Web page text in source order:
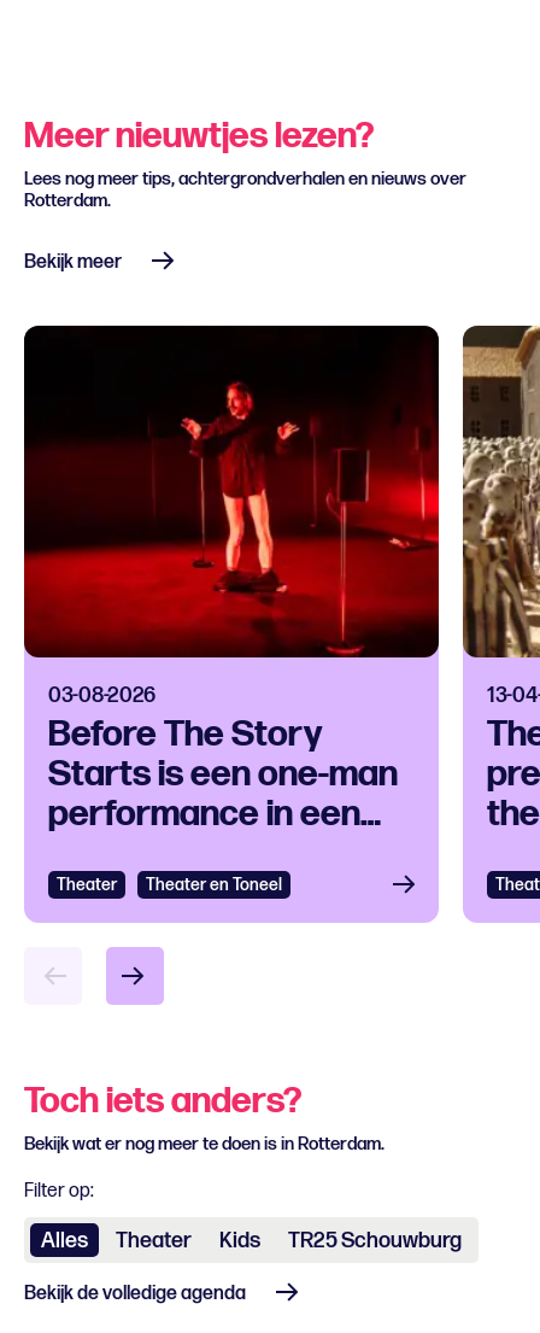
Meer nieuwtjes lezen?
Lees nog meer tips, achtergrondverhalen en nieuws over
Rotterdam.
Bekijk meer
03-08-2026
Before The Story
Starts is een one-man
performance in een
Theater Theater en Toneel
13-
Bekijken
Toch iets anders?
Bekijk wat er nog meer te doen is in Rotterdam.
Filter op:
Alles Theater Kids TR25 Schouwburg
Bekijk de volledige agenda